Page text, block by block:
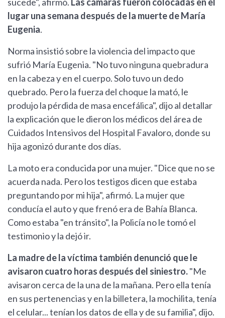
lugar una semana después de la muerte de María
Eugenia.
Norma insistió sobre la violencia del impacto que
sufrió María Eugenia. "No tuvo ninguna quebradura
en la cabeza y en el cuerpo. Solo tuvo un dedo
quebrado. Pero la fuerza del choque la mató, le
produjo la pérdida de masa encefálica", dijo al detallar
la explicación que le dieron los médicos del área de
Cuidados Intensivos del Hospital Favaloro, donde su
hija agonizó durante dos días.
La moto era conducida por una mujer. "Dice que no se
acuerda nada. Pero los testigos dicen que estaba
preguntando por mi hija", afirmó. La mujer que
conducía el auto y que frenó era de Bahía Blanca.
Como estaba "en tránsito", la Policía no le tomó el
testimonio y la dejó ir.
La madre de la víctima también denunció que le
avisaron cuatro horas después del siniestro."Me
avisaron cerca de la una de la mañana. Pero ella tenía
en sus pertenencias y en la billetera, la mochilita, tenía
el celular... tenían los datos de ella y de su familia", dijo.